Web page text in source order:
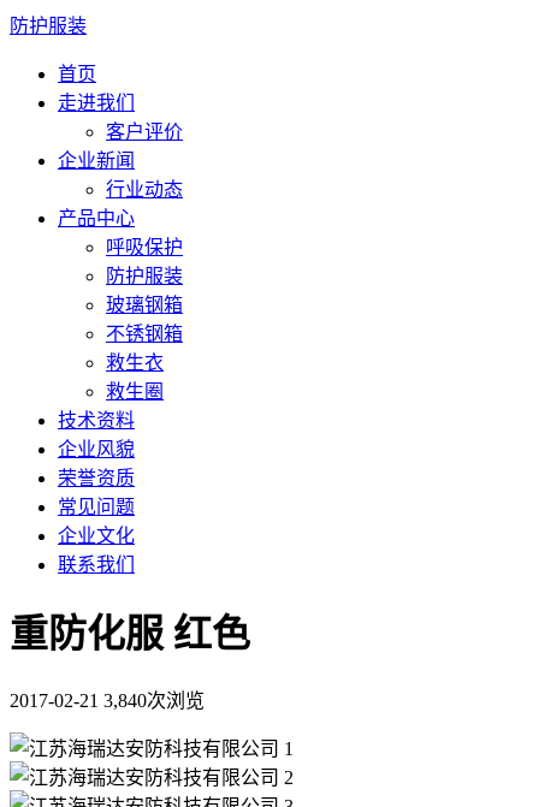
防护服装
首页
走进我们
客户评价
企业新闻
行业动态
产品中心
呼吸保护
防护服装
玻璃钢箱
不锈钢箱
救生衣
救生圈
技术资料
企业风貌
荣誉资质
常见问题
企业文化
联系我们
重防化服 红色
2017-02-21 3,840次浏览